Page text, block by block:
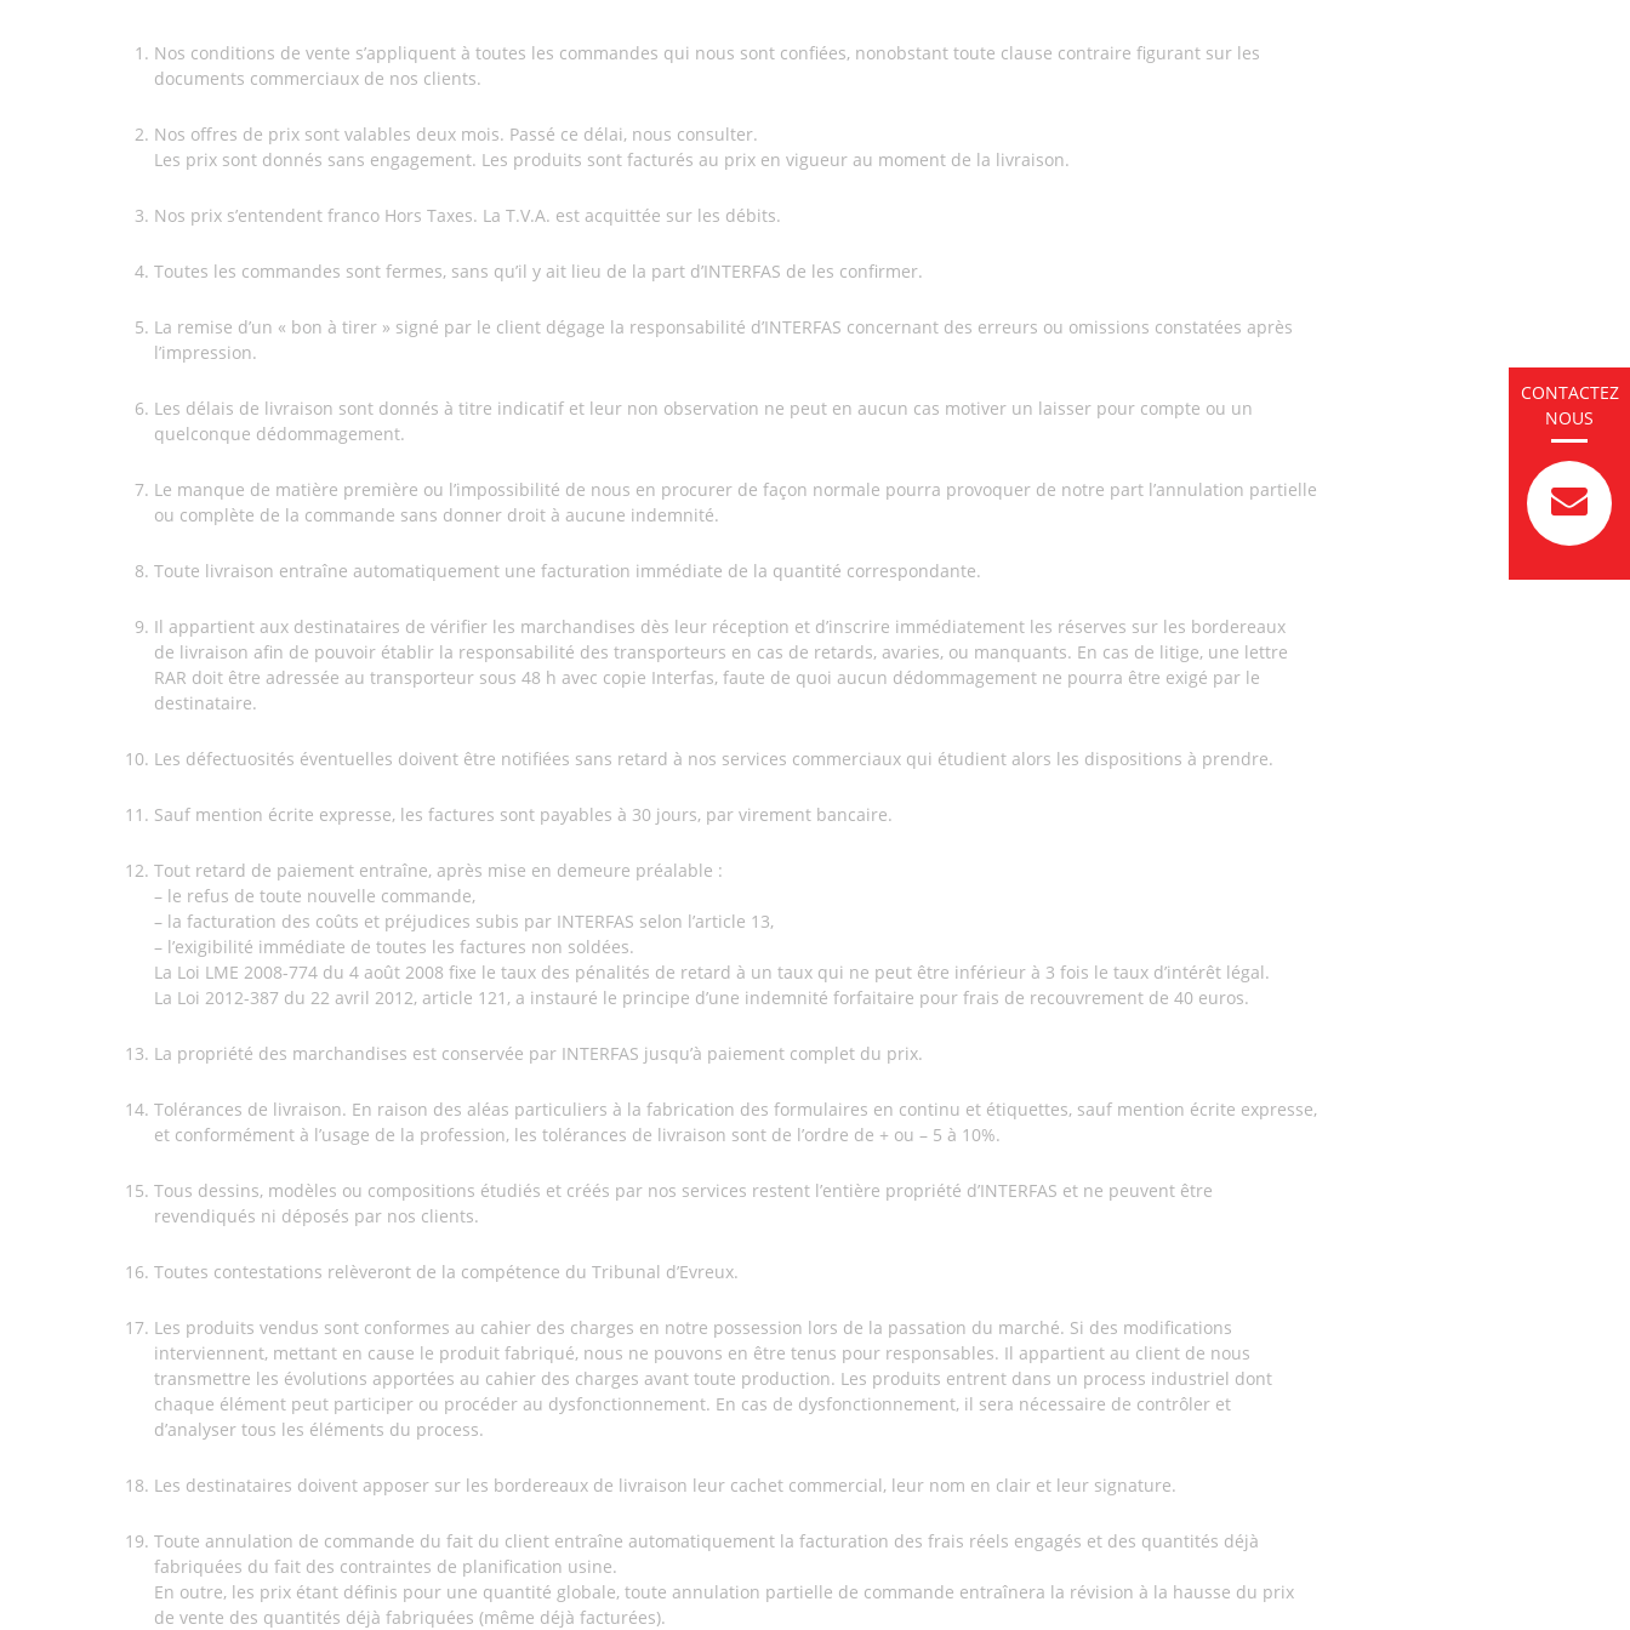
CONTACTEZ
NOUS
Nos conditions de vente s’appliquent à toutes les commandes qui nous sont confiées, nonobstant toute clause contraire figurant sur les
documents commerciaux de nos clients.
Nos offres de prix sont valables deux mois. Passé ce délai, nous consulter.
Les prix sont donnés sans engagement. Les produits sont facturés au prix en vigueur au moment de la livraison.
Nos prix s’entendent franco Hors Taxes. La T.V.A. est acquittée sur les débits.
Toutes les commandes sont fermes, sans qu’il y ait lieu de la part d’INTERFAS de les confirmer.
La remise d’un « bon à tirer » signé par le client dégage la responsabilité d’INTERFAS concernant des erreurs ou omissions constatées après
l’impression.
Les délais de livraison sont donnés à titre indicatif et leur non observation ne peut en aucun cas motiver un laisser pour compte ou un
quelconque dédommagement.
Le manque de matière première ou l’impossibilité de nous en procurer de façon normale pourra provoquer de notre part l’annulation partielle
ou complète de la commande sans donner droit à aucune indemnité.
Toute livraison entraîne automatiquement une facturation immédiate de la quantité correspondante.
Il appartient aux destinataires de vérifier les marchandises dès leur réception et d’inscrire immédiatement les réserves sur les bordereaux
de livraison afin de pouvoir établir la responsabilité des transporteurs en cas de retards, avaries, ou manquants. En cas de litige, une lettre
RAR doit être adressée au transporteur sous 48 h avec copie Interfas, faute de quoi aucun dédommagement ne pourra être exigé par le
destinataire.
Les défectuosités éventuelles doivent être notifiées sans retard à nos services commerciaux qui étudient alors les dispositions à prendre.
Sauf mention écrite expresse, les factures sont payables à 30 jours, par virement bancaire.
Tout retard de paiement entraîne, après mise en demeure préalable :
– le refus de toute nouvelle commande,
– la facturation des coûts et préjudices subis par INTERFAS selon l’article 13,
– l’exigibilité immédiate de toutes les factures non soldées.
La Loi LME 2008-774 du 4 août 2008 fixe le taux des pénalités de retard à un taux qui ne peut être inférieur à 3 fois le taux d’intérêt légal.
La Loi 2012-387 du 22 avril 2012, article 121, a instauré le principe d’une indemnité forfaitaire pour frais de recouvrement de 40 euros.
La propriété des marchandises est conservée par INTERFAS jusqu’à paiement complet du prix.
Tolérances de livraison. En raison des aléas particuliers à la fabrication des formulaires en continu et étiquettes, sauf mention écrite expresse,
et conformément à l’usage de la profession, les tolérances de livraison sont de l’ordre de + ou – 5 à 10%.
Tous dessins, modèles ou compositions étudiés et créés par nos services restent l’entière propriété d’INTERFAS et ne peuvent être
revendiqués ni déposés par nos clients.
Toutes contestations relèveront de la compétence du Tribunal d’Evreux.
Les produits vendus sont conformes au cahier des charges en notre possession lors de la passation du marché. Si des modifications
interviennent, mettant en cause le produit fabriqué, nous ne pouvons en être tenus pour responsables. Il appartient au client de nous
transmettre les évolutions apportées au cahier des charges avant toute production. Les produits entrent dans un process industriel dont
chaque élément peut participer ou procéder au dysfonctionnement. En cas de dysfonctionnement, il sera nécessaire de contrôler et
d’analyser tous les éléments du process.
Les destinataires doivent apposer sur les bordereaux de livraison leur cachet commercial, leur nom en clair et leur signature.
Toute annulation de commande du fait du client entraîne automatiquement la facturation des frais réels engagés et des quantités déjà
fabriquées du fait des contraintes de planification usine.
En outre, les prix étant définis pour une quantité globale, toute annulation partielle de commande entraînera la révision à la hausse du prix
de vente des quantités déjà fabriquées (même déjà facturées).